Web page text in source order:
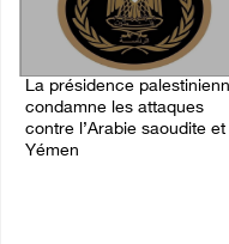
La présidence
condamne les attaques
contre l’Arabie saoudite et
Yémen